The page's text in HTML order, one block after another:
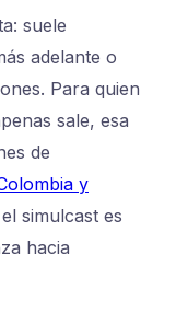
suele
adelante o
Para quien
sale, esa
de
y
simulcast es
hacia